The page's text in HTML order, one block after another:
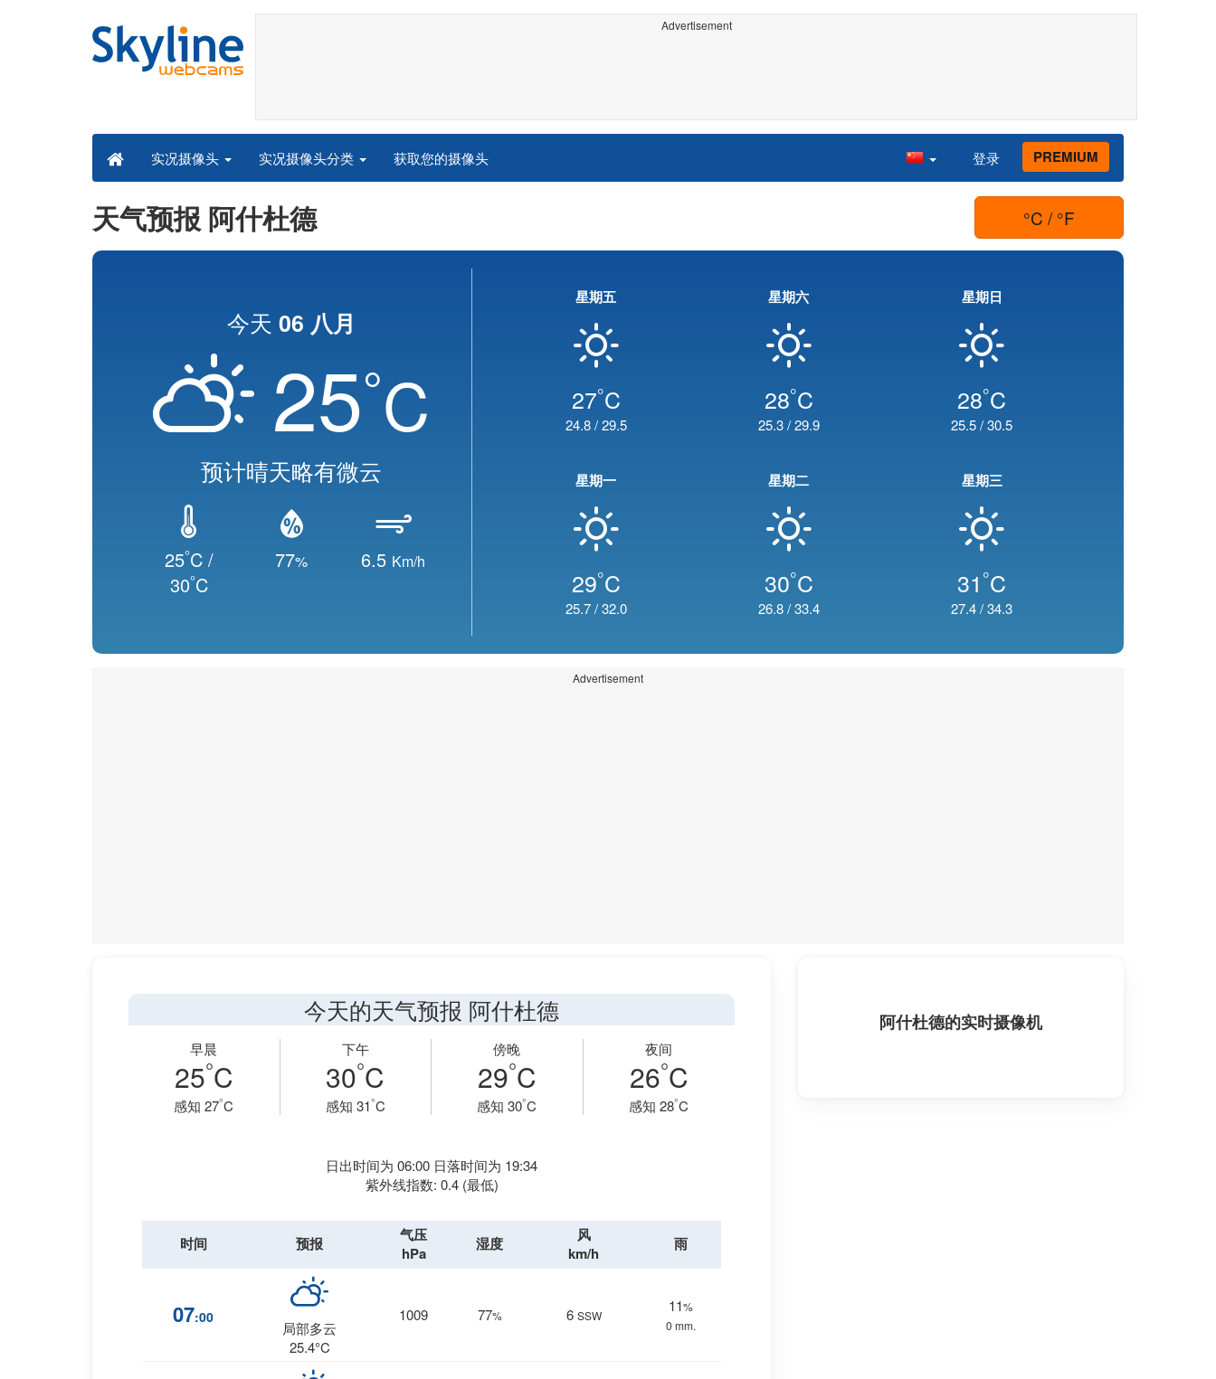
Advertisement
实况摄像头 实况摄像头分类 获取您的摄像头 登录 PREMIUM
天气预报 阿什杜德 °C / °F
今天 06 八月
25°C
预计晴天略有微云
25°C /
30°C
77% 6.5 Km/h
星期五
27°C
24.8/29.5
星期六
28°C
25.3/29.9
星期日
28°C
25.5/30.5
星期一
29°C
25.7/32.0
星期二
30°C
26.8/33.4
星期三
31 °C
27.4/34.3
Advertisement
今天的天气预报 阿什杜德
早晨
25°C
感知 27°C
下午
30°C
感知 31°C
傍晚
29°C
感知 30°C
夜间
26°C
感知 28°C
日出时间为 06:00 日落时间为 19:34
紫外线指数: 0.4 (最低)
时间 预报
气压
hPa
湿度
风
km/h
雨
07:00
局部多云
25.4°C
1009 77% 6 SSW
11%
0 mm.
阿什杜德的实时摄像机